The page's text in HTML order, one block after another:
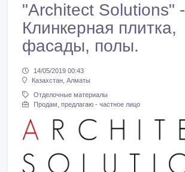
"Architect Solutions" -
Клинкерная плитка,
фасады, полы.
14/05/2019 00:43
Казахстан, Алматы
Отделочные материалы
Продам, предлагаю - частное лицо